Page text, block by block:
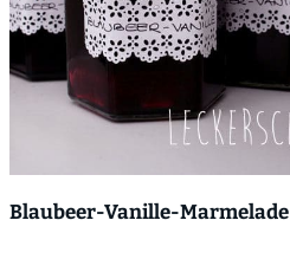
Blaubeer-Vanille-Marmelade